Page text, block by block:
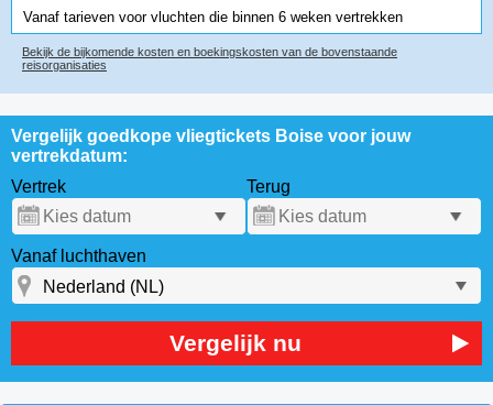
Vanaf tarieven voor vluchten die binnen 6 weken vertrekken
Bekijk de bijkomende kosten en boekingskosten van de bovenstaande
reisorganisaties
Vergelijk goedkope vliegtickets Boise voor jouw
vertrekdatum:
Vertrek
Terug
Vanaf luchthaven
Vergelijk nu